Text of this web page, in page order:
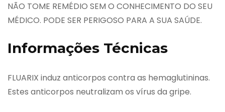
NÃO TOME REMÉDIO SEM O CONHECIMENTO DO SEU
MÉDICO. PODE SER PERIGOSO PARA A SUA SAÚDE.
Informações Técnicas
FLUARIX induz anticorpos contra as hemaglutininas.
Estes anticorpos neutralizam os vírus da gripe.